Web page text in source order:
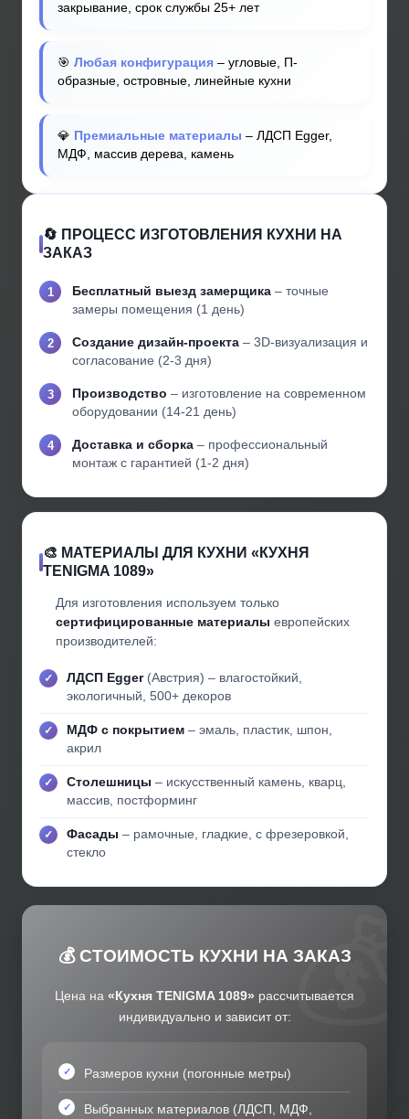
закрывание, срок службы 25+ лет
🎯 Любая конфигурация – угловые, П-
образные, островные, линейные кухни
💎 Премиальные материалы – ЛДСП Egger,
МДФ, массив дерева, камень
🔄 ПРОЦЕСС ИЗГОТОВЛЕНИЯ КУХНИ НА
ЗАКАЗ
Бесплатный выезд замерщика – точные
замеры помещения (1 день)
Создание дизайн-проекта – 3D-визуализация и
согласование (2-3 дня)
Производство – изготовление на современном
оборудовании (14-21 день)
Доставка и сборка – профессиональный
монтаж с гарантией (1-2 дня)
🎨 МАТЕРИАЛЫ ДЛЯ КУХНИ «КУХНЯ
TENIGMA 1089»
Для изготовления используем только
сертифицированные материалы европейских
производителей:
ЛДСП Egger(Австрия) – влагостойкий,
экологичный, 500+ декоров
МДФ с покрытием – эмаль, пластик, шпон,
акрил
Столешницы – искусственный камень, кварц,
массив, постформинг
Фасады – рамочные, гладкие, с фрезеровкой,
стекло
💰 СТОИМОСТЬ КУХНИ НА ЗАКАЗ
Цена на «Кухня TENIGMA 1089» рассчитывается
индивидуально и зависит от:
Размеров кухни (погонные метры)
Выбранных материалов (ЛДСП, МДФ,